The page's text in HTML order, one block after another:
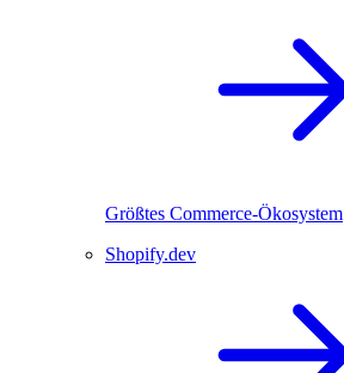
Größtes Commerce-Ökosystem
Shopify.dev